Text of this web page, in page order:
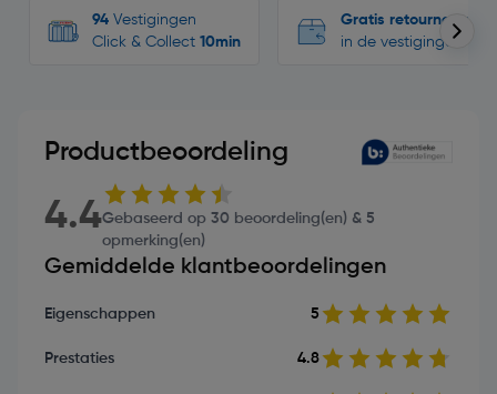
94 Vestigingen
Click & Collect 10min
Gratis retourneren
in de vestigingen
Productbeoordeling
4.4Gebaseerd op 30 beoordeling(en) & 5
opmerking(en)
Gemiddelde klantbeoordelingen
Eigenschappen 5
Prestaties 4.8